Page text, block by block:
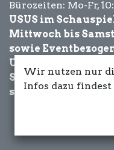
Bürozeiten: Mo-Fr,
USUS im
Mittwoch bis
sowie
USUS am Wasser:
Schönwetter-
sowie
Wir nutzen nur
Infos dazu findest